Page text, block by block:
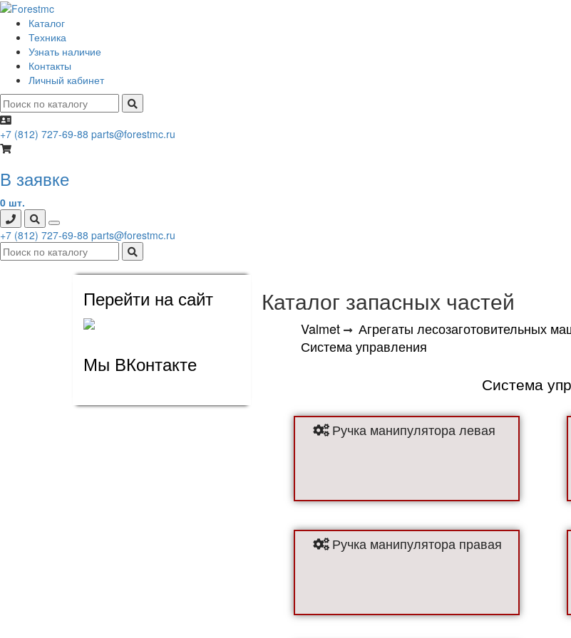
Каталог
Техника
Узнать наличие
Контакты
Личный кабинет
+7 (812) 727-69-88 parts@forestmc.ru
В заявке
0 шт.
+7 (812) 727-69-88 parts@forestmc.ru
Перейти на сайт
Мы ВКонтакте
Каталог запасных частей
Valmet Агрегаты лесозаготовительных
Система управления
Система
Ручка манипулятора левая
Ручка манипулятора правая